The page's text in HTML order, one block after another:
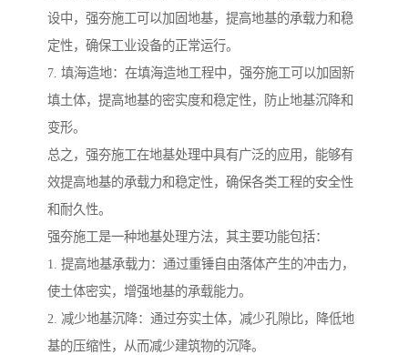
设中，强夯施工可以加固地基，提高地基的承载力和稳
定性，确保工业设备的正常运行。
7. 填海造地：在填海造地工程中，强夯施工可以加固新
填土体，提高地基的密实度和稳定性，防止地基沉降和
变形。
总之，强夯施工在地基处理中具有广泛的应用，能够有
效提高地基的承载力和稳定性，确保各类工程的安全性
和耐久性。
强夯施工是一种地基处理方法，其主要功能包括：
1. 提高地基承载力：通过重锤自由落体产生的冲击力，
使土体密实，增强地基的承载能力。
2. 减少地基沉降：通过夯实土体，减少孔隙比，降低地
基的压缩性，从而减少建筑物的沉降。